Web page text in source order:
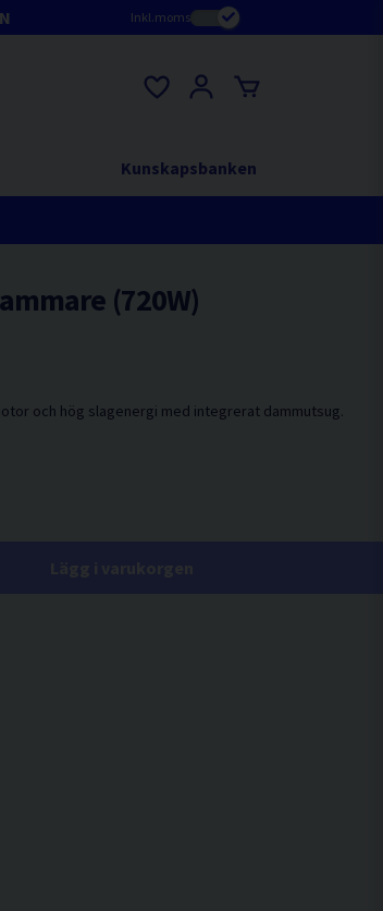
Inkl.moms
Kunskapsbanken
(720W)
och hög slagenergi med integrerat dammutsug.